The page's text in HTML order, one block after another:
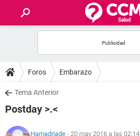
FOROS
SALUD
Foros Embarazo
Tema Anterior
Postday >.<
Hamadriade - 20 may 2016 a las 02:14